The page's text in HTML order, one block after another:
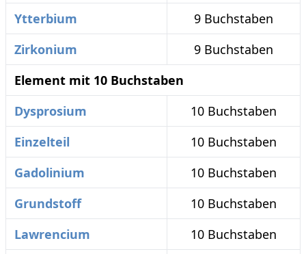
Ytterbium
9 Buchstaben
Zirkonium
9 Buchstaben
Element mit 10 Buchstaben
Dysprosium
10 Buchstaben
Einzelteil
10 Buchstaben
Gadolinium
10 Buchstaben
Grundstoff
10 Buchstaben
Lawrencium
10 Buchstaben